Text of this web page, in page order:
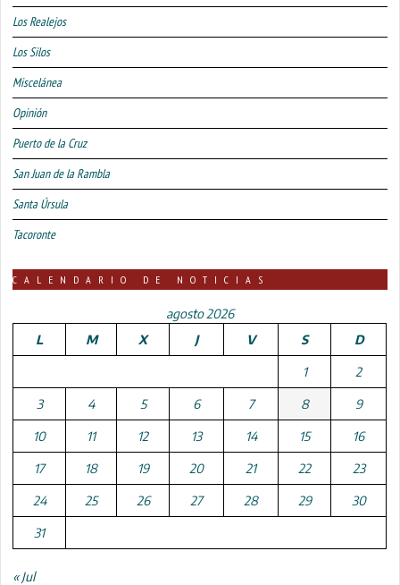
Los Realejos
Los Silos
Miscelánea
Opinión
Puerto de la Cruz
San Juan de la Rambla
Santa Úrsula
Tacoronte
CALENDARIO DE NOTICIAS
agosto 2026
L
M X J V S D
1 2
3 4 5 6 7 8 9
10 11 12 13 14 15 16
17 18 19 20 21 22 23
24 25 26 27 28 29 30
31
« Jul